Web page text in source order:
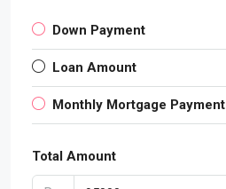
Down Payment
Loan Amount
Monthly Mortgage Payment
Total Amount